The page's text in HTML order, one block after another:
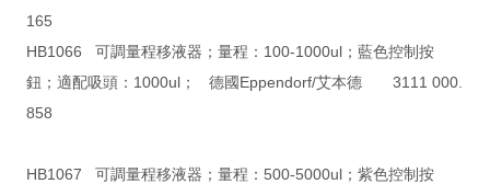
165
HB1066 可調量程移液器；量程：100-1000ul；藍色控制按
鈕；適配吸頭：1000ul； 德國Eppendorf/艾本德 3111 000.
858
HB1067 可調量程移液器；量程：500-5000ul；紫色控制按